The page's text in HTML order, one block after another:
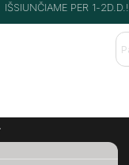
IŠSIUNČIAME PER 1-2D.D.!